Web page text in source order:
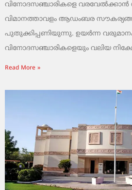
വിനോദസഞ്ചാരികളെ വരവേൽക്കാൻ
വിമാനത്താവളം ആഡംബര
പുതുക്കിപ്പണിയുന്നു. ഉയർന്ന
വിനോദസഞ്ചാരികളെയും വലിയ
Read More »